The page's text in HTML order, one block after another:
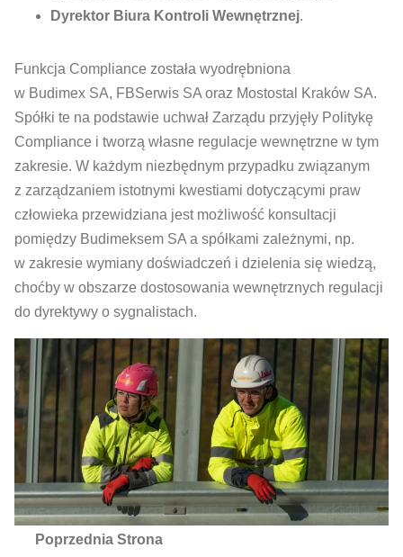
Dyrektor Biura Kontroli Wewnętrznej.
Funkcja Compliance została wyodrębniona
w Budimex SA, FBSerwis SA oraz Mostostal Kraków SA.
Spółki te na podstawie uchwał Zarządu przyjęły Politykę
Compliance i tworzą własne regulacje wewnętrzne w tym
zakresie. W każdym niezbędnym przypadku związanym
z zarządzaniem istotnymi kwestiami dotyczącymi praw
człowieka przewidziana jest możliwość konsultacji
pomiędzy Budimeksem SA a spółkami zależnymi, np.
w zakresie wymiany doświadczeń i dzielenia się wiedzą,
choćby w obszarze dostosowania wewnętrznych regulacji
do dyrektywy o sygnalistach.
Poprzednia Strona